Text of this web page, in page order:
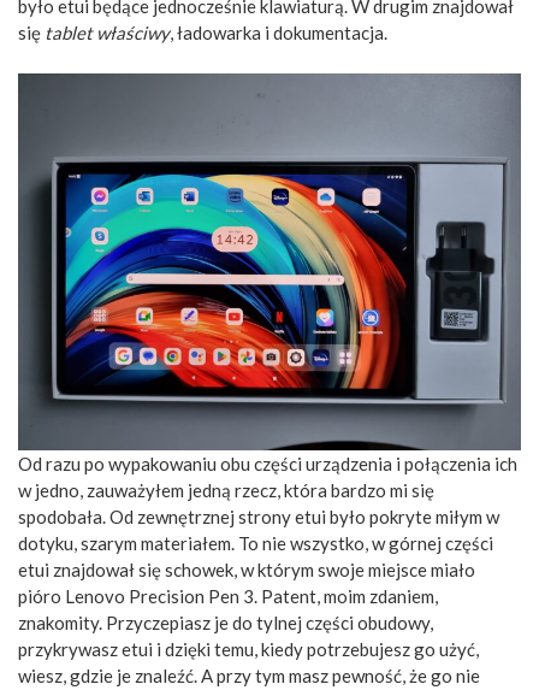
było etui będące jednocześnie klawiaturą. W drugim znajdował
się tablet właściwy, ładowarka i dokumentacja.
Od razu po wypakowaniu obu części urządzenia i połączenia ich
w jedno, zauważyłem jedną rzecz, która bardzo mi się
spodobała. Od zewnętrznej strony etui było pokryte miłym w
dotyku, szarym materiałem. To nie wszystko, w górnej części
etui znajdował się schowek, w którym swoje miejsce miało
pióro Lenovo Precision Pen 3. Patent, moim zdaniem,
znakomity. Przyczepiasz je do tylnej części obudowy,
przykrywasz etui i dzięki temu, kiedy potrzebujesz go użyć,
wiesz, gdzie je znaleźć. A przy tym masz pewność, że go nie